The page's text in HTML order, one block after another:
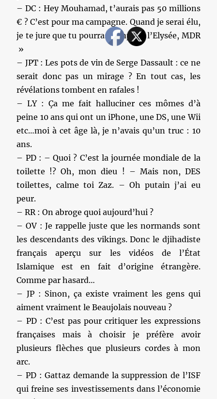
– DC : Hey Mouhamad, t’aurais pas 50 millions
€ ? C’est pour ma campagne. Quand je serai élu,
je te jure que tu pourras camper à l’Elysée, MDR
»
– JPT : Les pots de vin de Serge Dassault : ce ne
serait donc pas un mirage ? En tout cas, les
révélations tombent en rafales !
– LY : Ça me fait halluciner ces mômes d’à
peine 10 ans qui ont un iPhone, une DS, une Wii
etc…moi à cet âge là, je n’avais qu’un truc : 10
ans.
– PD : – Quoi ? C’est la journée mondiale de la
toilette !? Oh, mon dieu ! – Mais non, DES
toilettes, calme toi Zaz. – Oh putain j’ai eu
peur.
– RR : On abroge quoi aujourd’hui ?
– OV : Je rappelle juste que les normands sont
les descendants des vikings. Donc le djihadiste
français aperçu sur les vidéos de l’État
Islamique est en fait d’origine étrangère.
Comme par hasard…
– JP : Sinon, ça existe vraiment les gens qui
aiment vraiment le Beaujolais nouveau ?
– PD : C’est pas pour critiquer les expressions
françaises mais à choisir je préfère avoir
plusieurs flèches que plusieurs cordes à mon
arc.
– PD : Gattaz demande la suppression de l’ISF
qui freine ses investissements dans l’économie